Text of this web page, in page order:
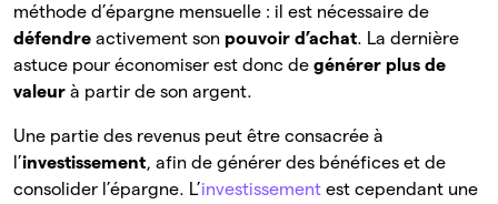
méthode d’épargne mensuelle : il est nécessaire de
défendre activement son pouvoir d’achat. La dernière
astuce pour économiser est donc de générer plus de
valeur à partir de son argent.
Une partie des revenus peut être consacrée à
l’investissement, afin de générer des bénéfices et de
consolider l’épargne. L’investissement est cependant une